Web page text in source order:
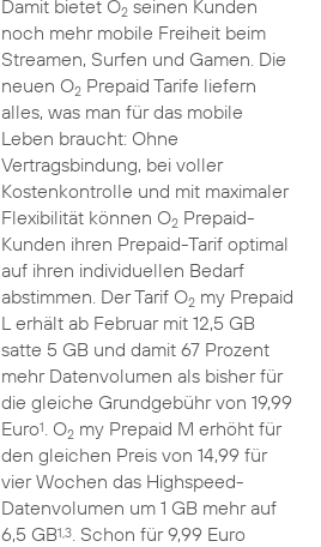
Damit bietet O2seinen Kunden
noch mehr mobile Freiheit beim
Streamen, Surfen und Gamen. Die
neuen O2Prepaid Tarife liefern
alles, was man für das mobile
Leben braucht: Ohne
Vertragsbindung, bei voller
Kostenkontrolle und mit maximaler
Flexibilität können O2Prepaid-
Kunden ihren Prepaid-Tarif optimal
auf ihren individuellen Bedarf
abstimmen. Der Tarif O2my Prepaid
L erhält ab Februar mit 12,5 GB
satte 5 GB und damit 67 Prozent
mehr Datenvolumen als bisher für
die gleiche Grundgebühr von 19,99
Euro1. O2my Prepaid M erhöht für
den gleichen Preis von 14,99 für
vier Wochen das Highspeed-
Datenvolumen um 1 GB mehr auf
6,5 GB1,3. Schon für 9,99 Euro